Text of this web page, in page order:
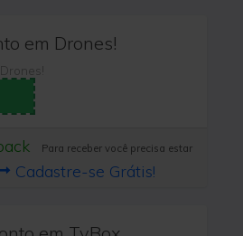
em Drones!
Para receber você precisa estar
Cadastre-se Grátis!